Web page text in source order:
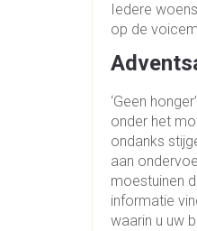
Iedere
op de
‘Geen
onder het
ondanks
aan
moestuinen
informatie
waarin u uw